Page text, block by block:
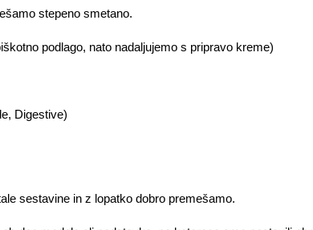
stepeno smetano.
podlago, nato nadaljujemo s pripravo kreme)
Digestive)
sestavine in z lopatko dobro premešamo.